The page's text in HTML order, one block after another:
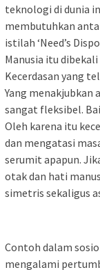
teknologi di dunia
membutuhkan
istilah ‘Need’s
Manusia itu
Kecerdasan yang
Yang menakjubkan
sangat fleksibel.
Oleh karena itu
dan mengatasi
serumit apapun.
otak dan hati
simetris sekaligus
Contoh dalam
mengalami